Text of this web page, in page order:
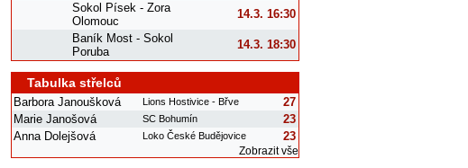
Sokol Písek - Zora
Olomouc
14.3. 16:30
Baník Most - Sokol
Poruba
14.3. 18:30
Tabulka střelců
Barbora Janoušková Lions Hostivice - Břve
27
Marie Janošová
SC Bohumín
23
Anna Dolejšová
Loko České Budějovice 23
Zobrazit vše